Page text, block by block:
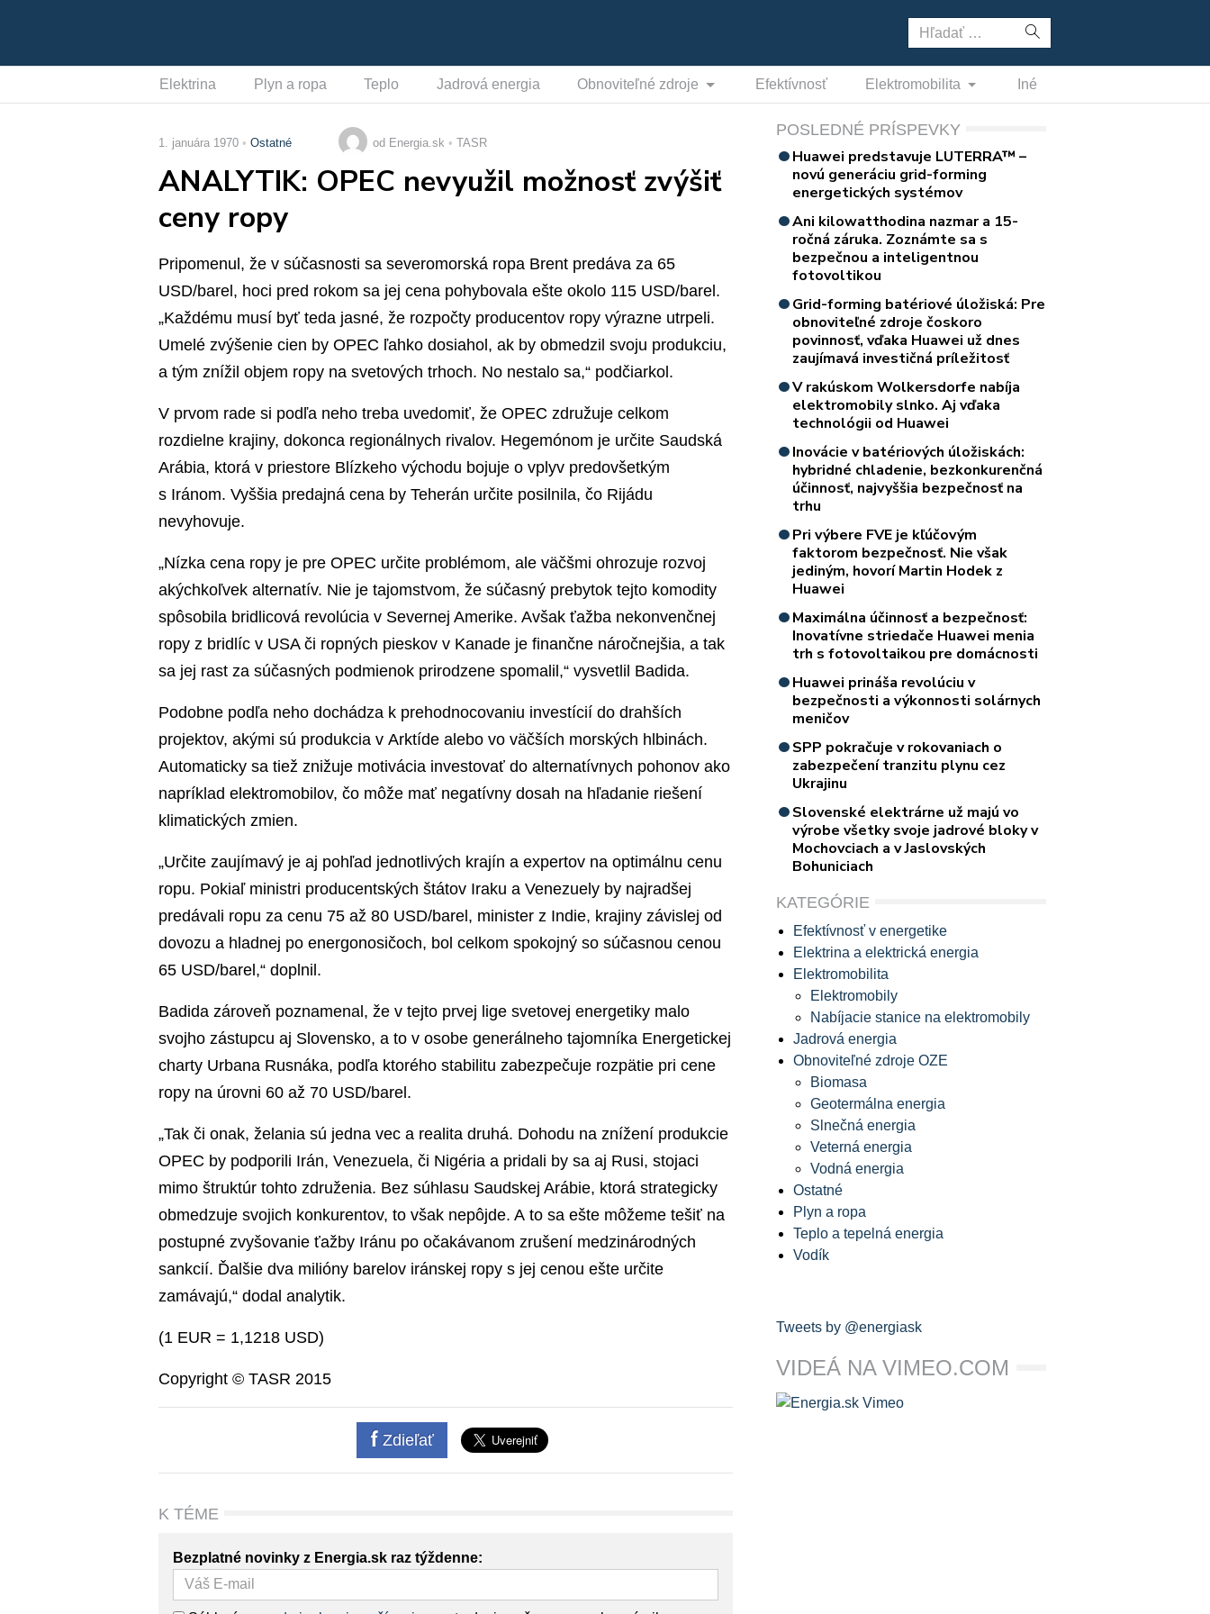
Hľadať:
Elektrina Plyn a ropa Teplo Jadrová energia Obnoviteľné zdroje Efektívnosť Elektromobilita Iné
1. januára 1970 Ostatné od Energia.sk TASR
ANALYTIK: OPEC nevyužil možnosť zvýšiť
ceny ropy
Pripomenul, že v súčasnosti sa severomorská ropa Brent predáva za 65
USD/barel, hoci pred rokom sa jej cena pohybovala ešte okolo 115 USD/barel.
„Každému musí byť teda jasné, že rozpočty producentov ropy výrazne utrpeli.
Umelé zvýšenie cien by OPEC ľahko dosiahol, ak by obmedzil svoju produkciu,
a tým znížil objem ropy na svetových trhoch. No nestalo sa,“ podčiarkol.
V prvom rade si podľa neho treba uvedomiť, že OPEC združuje celkom
rozdielne krajiny, dokonca regionálnych rivalov. Hegemónom je určite Saudská
Arábia, ktorá v priestore Blízkeho východu bojuje o vplyv predovšetkým
s Iránom. Vyššia predajná cena by Teherán určite posilnila, čo Rijádu
nevyhovuje.
„Nízka cena ropy je pre OPEC určite problémom, ale väčšmi ohrozuje rozvoj
akýchkoľvek alternatív. Nie je tajomstvom, že súčasný prebytok tejto komodity
spôsobila bridlicová revolúcia v Severnej Amerike. Avšak ťažba nekonvenčnej
ropy z bridlíc v USA či ropných pieskov v Kanade je finančne náročnejšia, a tak
sa jej rast za súčasných podmienok prirodzene spomalil,“ vysvetlil Badida.
Podobne podľa neho dochádza k prehodnocovaniu investícií do drahších
projektov, akými sú produkcia v Arktíde alebo vo väčších morských hlbinách.
Automaticky sa tiež znižuje motivácia investovať do alternatívnych pohonov ako
napríklad elektromobilov, čo môže mať negatívny dosah na hľadanie riešení
klimatických zmien.
„Určite zaujímavý je aj pohľad jednotlivých krajín a expertov na optimálnu cenu
ropu. Pokiaľ ministri producentských štátov Iraku a Venezuely by najradšej
predávali ropu za cenu 75 až 80 USD/barel, minister z Indie, krajiny závislej od
dovozu a hladnej po energonosičoch, bol celkom spokojný so súčasnou cenou
65 USD/barel,“ doplnil.
Badida zároveň poznamenal, že v tejto prvej lige svetovej energetiky malo
svojho zástupcu aj Slovensko, a to v osobe generálneho tajomníka Energetickej
charty Urbana Rusnáka, podľa ktorého stabilitu zabezpečuje rozpätie pri cene
ropy na úrovni 60 až 70 USD/barel.
„Tak či onak, želania sú jedna vec a realita druhá. Dohodu na znížení produkcie
OPEC by podporili Irán, Venezuela, či Nigéria a pridali by sa aj Rusi, stojaci
mimo štruktúr tohto združenia. Bez súhlasu Saudskej Arábie, ktorá strategicky
obmedzuje svojich konkurentov, to však nepôjde. A to sa ešte môžeme tešiť na
postupné zvyšovanie ťažby Iránu po očakávanom zrušení medzinárodných
sankcií. Ďalšie dva milióny barelov iránskej ropy s jej cenou ešte určite
zamávajú,“ dodal analytik.
(1 EUR = 1,1218 USD)
Copyright © TASR 2015
Zdieľať
K TÉME
Bezplatné novinky z Energia.sk raz týždenne:
POSLEDNÉ PRÍSPEVKY
Huawei predstavuje LUTERRA™ –
novú generáciu grid-forming
energetických systémov
Ani kilowatthodina nazmar a 15-
ročná záruka. Zoznámte sa s
bezpečnou a inteligentnou
fotovoltikou
Grid-forming batériové úložiská: Pre
obnoviteľné zdroje čoskoro
povinnosť, vďaka Huawei už dnes
zaujímavá investičná príležitosť
V rakúskom Wolkersdorfe nabíja
elektromobily slnko. Aj vďaka
technológii od Huawei
Inovácie v batériových úložiskách:
hybridné chladenie, bezkonkurenčná
účinnosť, najvyššia bezpečnosť na
trhu
Pri výbere FVE je kľúčovým
faktorom bezpečnosť. Nie však
jediným, hovorí Martin Hodek z
Huawei
Maximálna účinnosť a bezpečnosť:
Inovatívne striedače Huawei menia
trh s fotovoltaikou pre domácnosti
Huawei prináša revolúciu v
bezpečnosti a výkonnosti solárnych
meničov
SPP pokračuje v rokovaniach o
zabezpečení tranzitu plynu cez
Ukrajinu
Slovenské elektrárne už majú vo
výrobe všetky svoje jadrové bloky v
Mochovciach a v Jaslovských
Bohuniciach
KATEGÓRIE
Efektívnosť v energetike
Elektrina a elektrická energia
Elektromobilita
Elektromobily
Nabíjacie stanice na elektromobily
Jadrová energia
Obnoviteľné zdroje OZE
Biomasa
Geotermálna energia
Slnečná energia
Veterná energia
Vodná energia
Ostatné
Plyn a ropa
Teplo a tepelná energia
Vodík
Tweets by @energiask
VIDEÁ NA VIMEO.COM